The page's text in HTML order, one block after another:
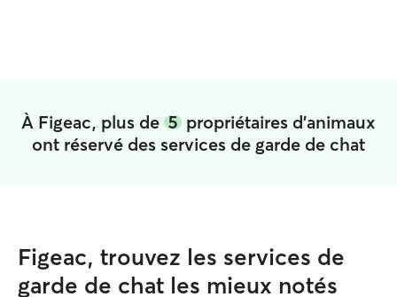
À Figeac, plus de 5 propriétaires d'animaux
ont réservé des services de garde de chat
Figeac, trouvez les services de
garde de chat les mieux notés